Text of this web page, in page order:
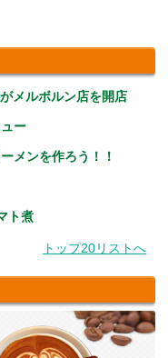
メルボルン店を開店
ー
メンを作ろう！！
ト煮
トップ20リストへ